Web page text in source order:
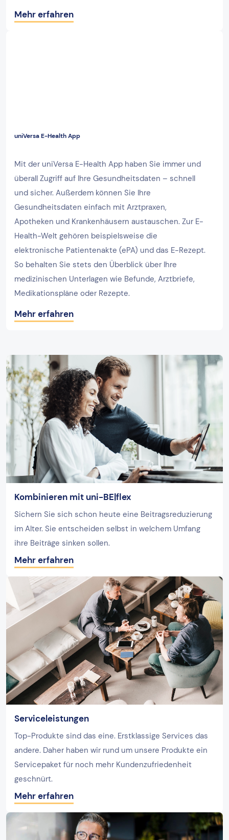
Mehr erfahren
uniVersa E-Health App
Mit der uniVersa E-Health App haben Sie immer und
überall Zugriff auf Ihre Gesundheitsdaten – schnell
und sicher. Außerdem können Sie Ihre
Gesundheitsdaten einfach mit Arztpraxen,
Apotheken und Krankenhäusern austauschen. Zur E-
Health-Welt gehören beispielsweise die
elektronische Patientenakte (ePA) und das E-Rezept.
So behalten Sie stets den Überblick über Ihre
medizinischen Unterlagen wie Befunde, Arztbriefe,
Medikationspläne oder Rezepte.
Mehr erfahren
Kombinieren mit uni-BE|flex
Sichern Sie sich schon heute eine Beitragsreduzierung
im Alter. Sie entscheiden selbst in welchem Umfang
ihre Beiträge sinken sollen.
Mehr erfahren
Serviceleistungen
Top-Produkte sind das eine. Erstklassige Services das
andere. Daher haben wir rund um unsere Produkte ein
Servicepaket für noch mehr Kundenzufriedenheit
geschnürt.
Mehr erfahren